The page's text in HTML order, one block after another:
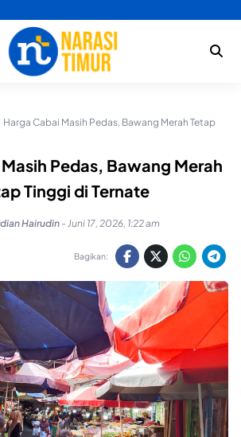
Harga Cabai Masih Pedas, Bawang Merah Tetap
Pedas, Bawang Merah
Tinggi di Ternate
Hairudin - Juni 17, 2026, 1:22 am
Bagikan: